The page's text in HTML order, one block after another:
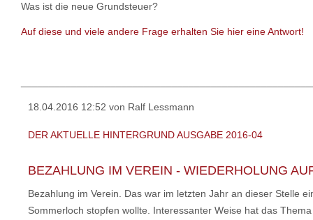
Was ist die neue Grundsteuer?
Auf diese und viele andere Frage erhalten Sie hier eine Antwort!
18.04.2016 12:52 von Ralf Lessmann
DER AKTUELLE HINTERGRUND AUSGABE 2016-04
BEZAHLUNG IM VEREIN - WIEDERHOLUNG
Bezahlung im Verein. Das war im letzten Jahr an dieser Stelle
Sommerloch stopfen wollte. Interessanter Weise hat das